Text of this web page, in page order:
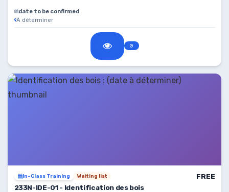
date to be confirmed
À déterminer
In-Class Training Waiting list
FREE
233N-IDE-01 - Identification des bois